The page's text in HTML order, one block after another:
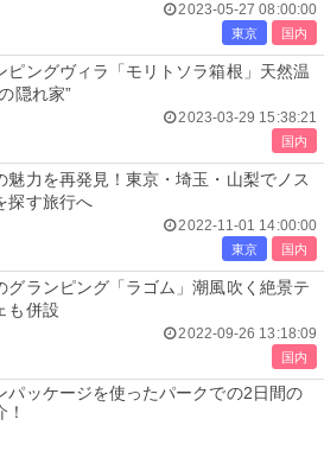
2023-05-27 08:00:00
東京 国内
ピングヴィラ「モリトソラ箱根」天然温
隠れ家”
2023-03-29 15:38:21
国内
魅力を再発見！東京・埼玉・山梨でノス
探す旅行へ
2022-11-01 14:00:00
東京 国内
グランピング「ラゴム」潮風吹く絶景テ
も併設
2022-09-26 13:18:09
国内
パッケージを使ったパークでの2日間の